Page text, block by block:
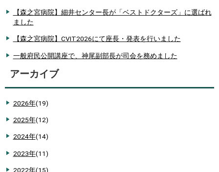
【森之宮病院】細井センター長が「ベストドクターズ」に選ばれ
ました
【森之宮病院】CVIT2026にて座長・発表を行いました
一般府民公開講座で、神尾副部長が司会を務めました
アーカイブ
2026年(19)
2025年(12)
2024年(14)
2023年(11)
2022年(15)